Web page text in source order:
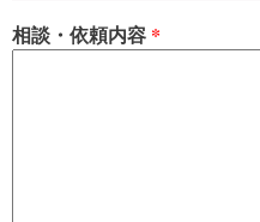
相談・依頼内容 *